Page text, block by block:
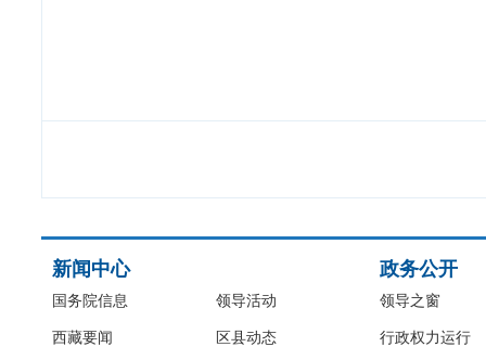
新闻中心
国务院信息
西藏要闻
领导活动
区县动态
政务公开
领导之窗
行政权力运行